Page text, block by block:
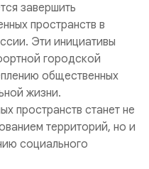
завершить
пространств в
Эти инициативы
городской
общественных
жизни.
пространств станет не
территорий, но и
социального